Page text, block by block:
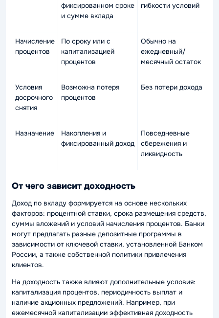
фиксированном сроке
и сумме вклада
гибкости условий
Начисление
процентов
По сроку или с
капитализацией
процентов
Обычно на
ежедневный/
месячный остаток
Условия
досрочного
снятия
Возможна потеря
процентов
Без потери дохода
Назначение
Накопления и
фиксированный доход
Повседневные
сбережения и
ликвидность
От чего зависит доходность
Доход по вкладу формируется на основе нескольких
факторов: процентной ставки, срока размещения средств,
суммы вложений и условий начисления процентов. Банки
могут предлагать разные депозитные программы в
зависимости от ключевой ставки, установленной Банком
России, а также собственной политики привлечения
клиентов.
На доходность также влияют дополнительные условия:
капитализация процентов, периодичность выплат и
наличие акционных предложений. Например, при
ежемесячной капитализации эффективная доходность